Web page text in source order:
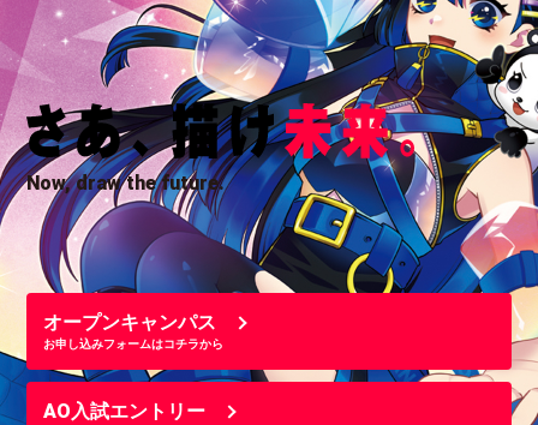
Now, draw the future.
オープンキャンパス
お申し込みフォームはコチラから
AO入試エントリー